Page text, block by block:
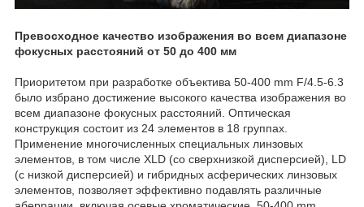
Превосходное качество изображения во всем диапазоне
фокусных расстояний от 50 до 400 мм
Приоритетом при разработке объектива 50-400 mm F/4.5-6.3
было избрано достижение высокого качества изображения во
всем диапазоне фокусных расстояний. Оптическая
конструкция состоит из 24 элементов в 18 группах.
Применение многочисленных специальных линзовых
элементов, в том числе XLD (со сверхнизкой дисперсией), LD
(с низкой дисперсией) и гибридных асферических линзовых
элементов, позволяет эффективно подавлять различные